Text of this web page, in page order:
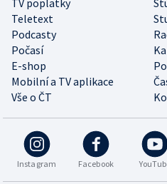
Teletext
Podcasty
Počasí
E-shop
Mobilní a TV aplikace
Vše o ČT
Instagram Facebook